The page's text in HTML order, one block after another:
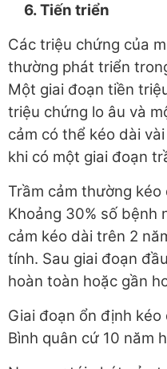
6. Tiến triển
Các triệu chứng của
thường phát triển
Một giai đoạn tiền
triệu chứng lo âu và
cảm có thể kéo dài
khi có một giai đoạn
Trầm cảm thường
Khoảng 30% số bệnh
cảm kéo dài trên 2
tính. Sau giai đoạn
hoàn toàn hoặc gần
Giai đoạn ổn định kéo
Bình quân cứ 10 năm